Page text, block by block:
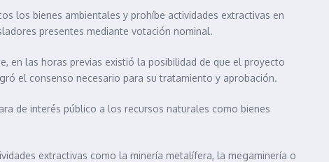
los bienes ambientales y prohíbe actividades extractivas en
presentes mediante votación nominal.
en las horas previas existió la posibilidad de que el proyecto
el consenso necesario para su tratamiento y aprobación.
de interés público a los recursos naturales como bienes
extractivas como la minería metalífera, la megaminería o